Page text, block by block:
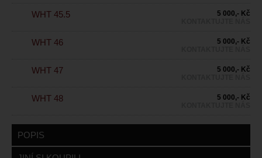
WHT 45.5
5 000,- Kč
WHT 46
5 000,- Kč
WHT 47
5 000,- Kč
WHT 48
5 000,- Kč
POPIS